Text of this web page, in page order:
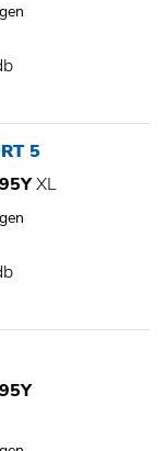
5
95YXL
95Y